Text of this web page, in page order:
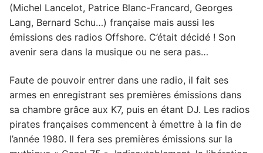
(Michel Lancelot, Patrice Blanc-Francard, Georges
Lang, Bernard Schu…) française mais aussi les
émissions des radios Offshore. C’était décidé ! Son
avenir sera dans la musique ou ne sera pas…
Faute de pouvoir entrer dans une radio, il fait ses
armes en enregistrant ses premières émissions dans
sa chambre grâce aux K7, puis en étant DJ. Les radios
pirates françaises commencent à émettre à la fin de
l’année 1980. Il fera ses premières émissions sur la